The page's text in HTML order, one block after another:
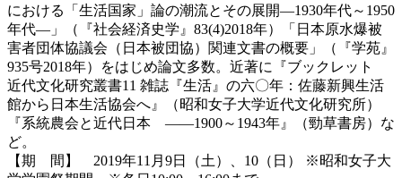
における「生活国家」論の潮流とその展開―1930年代～1950
年代―」（『社会経済史学』83(4)2018年）「日本原水爆被
害者団体協議会（日本被団協）関連文書の概要」（『学苑』
935号2018年）をはじめ論文多数。近著に『ブックレット
近代文化研究叢書11 雑誌『生活』の六〇年：佐藤新興生活
館から日本生活協会へ』（昭和女子大学近代文化研究所）
『系統農会と近代日本 ――1900～1943年』（勁草書房）な
ど。
【期 間】 2019年11月9日（土）、10（日） ※昭和女子大